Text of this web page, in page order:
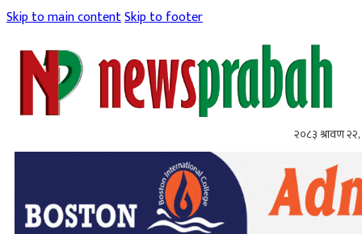
Skip to main contentSkip to footer
२०८३ श्रावण २२,